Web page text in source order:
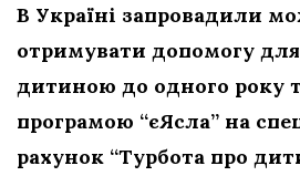
В Україні запровадили
отримувати допомогу
дитиною до одного року
програмою “єЯсла” на
рахунок “Турбота про